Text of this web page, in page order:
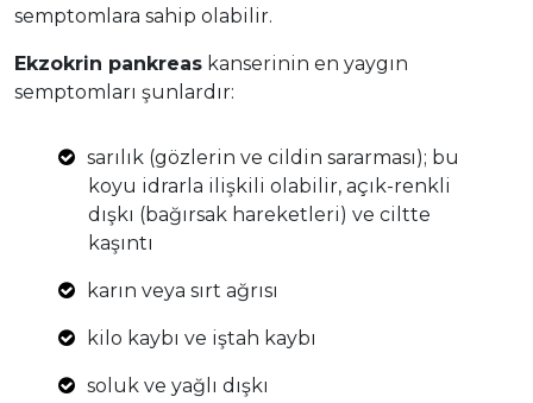
semptomlara sahip olabilir.
Ekzokrin pankreas kanserinin en yaygın
semptomları şunlardır:
sarılık (gözlerin ve cildin sararması); bu
koyu idrarla ilişkili olabilir, açık-renkli
dışkı (bağırsak hareketleri) ve ciltte
kaşıntı
karın veya sırt ağrısı
kilo kaybı ve iştah kaybı
soluk ve yağlı dışkı